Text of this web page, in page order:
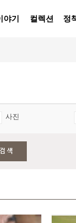
야기 컬렉션 정
사진
검색